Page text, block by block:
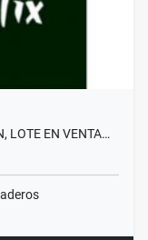
LOTE EN VENTA…